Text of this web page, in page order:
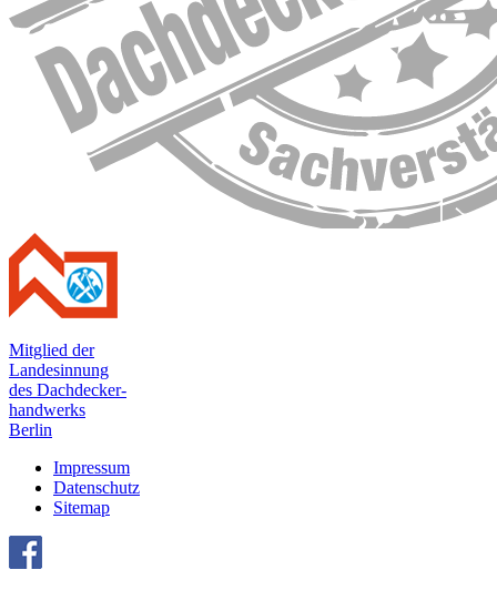
Mitglied der
Landesinnung
des Dachdecker-
handwerks
Berlin
Impressum
Datenschutz
Sitemap